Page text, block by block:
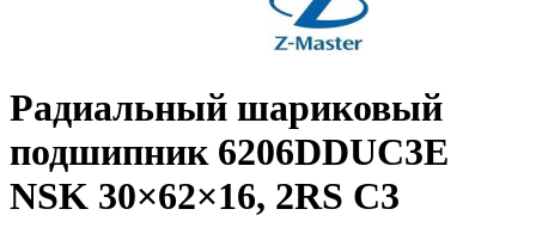
Радиальный шариковый
подшипник 6206DDUC3E
NSK 30×62×16, 2RS C3